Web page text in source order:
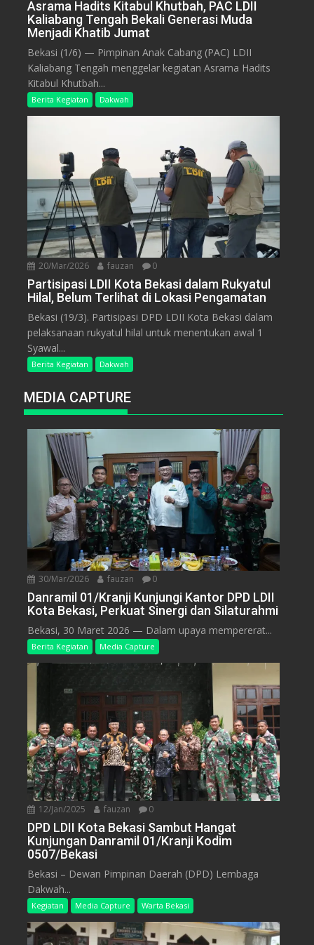
Asrama Hadits Kitabul Khutbah, PAC LDII
Kaliabang Tengah Bekali Generasi Muda
Menjadi Khatib Jumat
Bekasi (1/6) — Pimpinan Anak Cabang (PAC) LDII
Kaliabang Tengah menggelar kegiatan Asrama Hadits
Kitabul Khutbah...
Berita Kegiatan Dakwah
20/Mar/2026 fauzan 0
Partisipasi LDII Kota Bekasi dalam Rukyatul
Hilal, Belum Terlihat di Lokasi Pengamatan
Bekasi (19/3). Partisipasi DPD LDII Kota Bekasi dalam
pelaksanaan rukyatul hilal untuk menentukan awal 1
Syawal...
Berita Kegiatan Dakwah
MEDIA CAPTURE
30/Mar/2026 fauzan 0
Danramil 01/Kranji Kunjungi Kantor DPD LDII
Kota Bekasi, Perkuat Sinergi dan Silaturahmi
Bekasi, 30 Maret 2026 — Dalam upaya mempererat...
Berita Kegiatan Media Capture
12/Jan/2025 fauzan 0
DPD LDII Kota Bekasi Sambut Hangat
Kunjungan Danramil 01/Kranji Kodim
0507/Bekasi
Bekasi – Dewan Pimpinan Daerah (DPD) Lembaga
Dakwah...
Kegiatan Media Capture Warta Bekasi